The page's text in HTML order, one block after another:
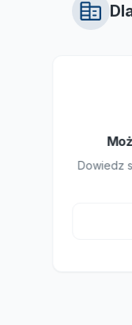
Dowiedz